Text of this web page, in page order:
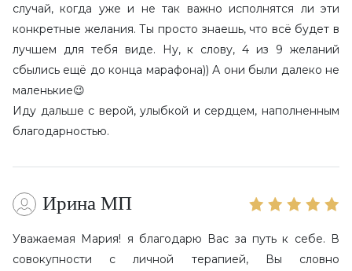
случай, когда уже и не так важно исполнятся ли эти
конкретные желания. Ты просто знаешь, что всё будет в
лучшем для тебя виде. Ну, к слову, 4 из 9 желаний
сбылись ещё до конца марафона)) А они были далеко не
маленькие😉
Иду дальше с верой, улыбкой и сердцем, наполненным
благодарностью.
Ирина МП
Уважаемая Мария! я благодарю Вас за путь к себе. В
совокупности с личной терапией, Вы словно